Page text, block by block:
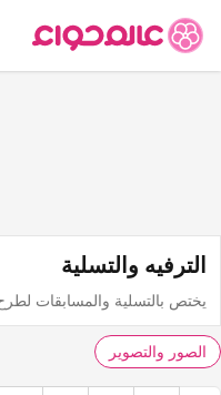
الترفيه والتسلية
يختص بالتسلية والمسابقات
الصور والتصوير